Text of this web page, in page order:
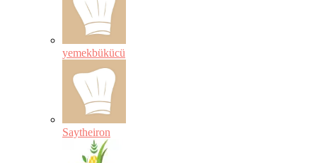
yemekbükücü
Saytheiron